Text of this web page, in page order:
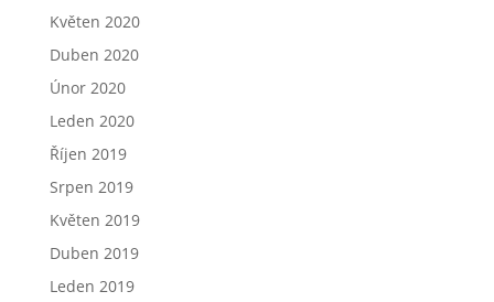
Květen 2020
Duben 2020
Únor 2020
Leden 2020
Říjen 2019
Srpen 2019
Květen 2019
Duben 2019
Leden 2019